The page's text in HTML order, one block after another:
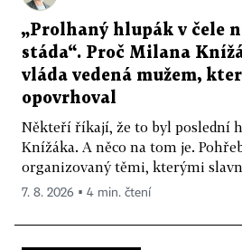
„Prolhaný hlupák v čele
stáda“. Proč Milana
vláda vedená mužem,
opovrhoval
Někteří říkají, že to byl poslední
Knížáka. A něco na tom je.
organizovaný těmi, kterými
7. 8. 2026 ▪ 4 min. čtení